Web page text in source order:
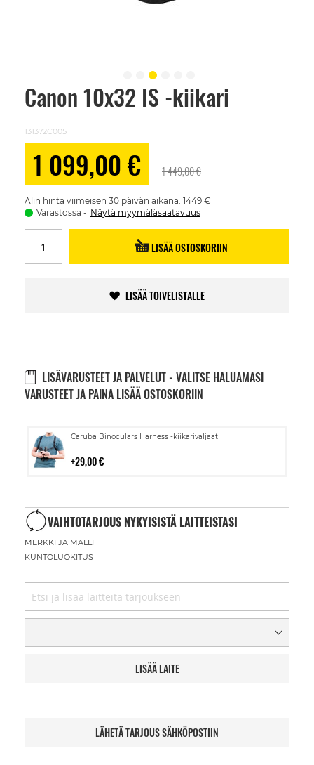
Canon 10x32 IS -kiikari
131372C005
1 099,00 € 1 449,00 €
Alin hinta viimeisen 30 päivän aikana: 1449 €
Varastossa
Näytä myymäläsaatavuus
LISÄÄ OSTOSKORIIN
LISÄÄ TOIVELISTALLE
LISÄVARUSTEET JA PALVELUT - VALITSE HALUAMASI
VARUSTEET JA PAINA LISÄÄ OSTOSKORIIN
Caruba Binoculars Harness -kiikarivaljaat
29,00 €
Lisää
VAIHTOTARJOUS NYKYISISTÄ LAITTEISTASI
MERKKI JA MALLI
KUNTOLUOKITUS
LISÄÄ LAITE
LÄHETÄ TARJOUS SÄHKÖPOSTIIN
Skip
images